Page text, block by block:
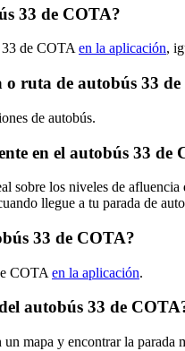
33 de COTA?
de COTA en la aplicación,
o ruta de autobús 33
de autobús.
en el autobús 33 de
sobre los niveles de
llegue a tu parada de
33 de COTA?
COTA en la aplicación.
autobús 33 de
mapa y encontrar la parada